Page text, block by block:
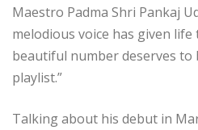
Maestro Padma Shri Pankaj
melodious voice has given
beautiful number deserves to
playlist.”
Talking about his debut in